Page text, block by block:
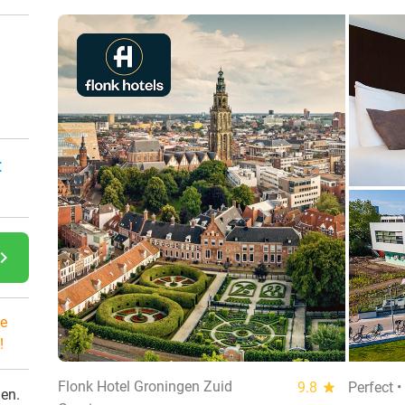
Flonk Hotel Groningen Zuid 9.8 star
Perfect